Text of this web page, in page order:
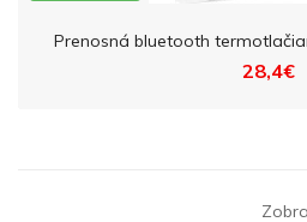
Prenosná bluetooth
28,4€